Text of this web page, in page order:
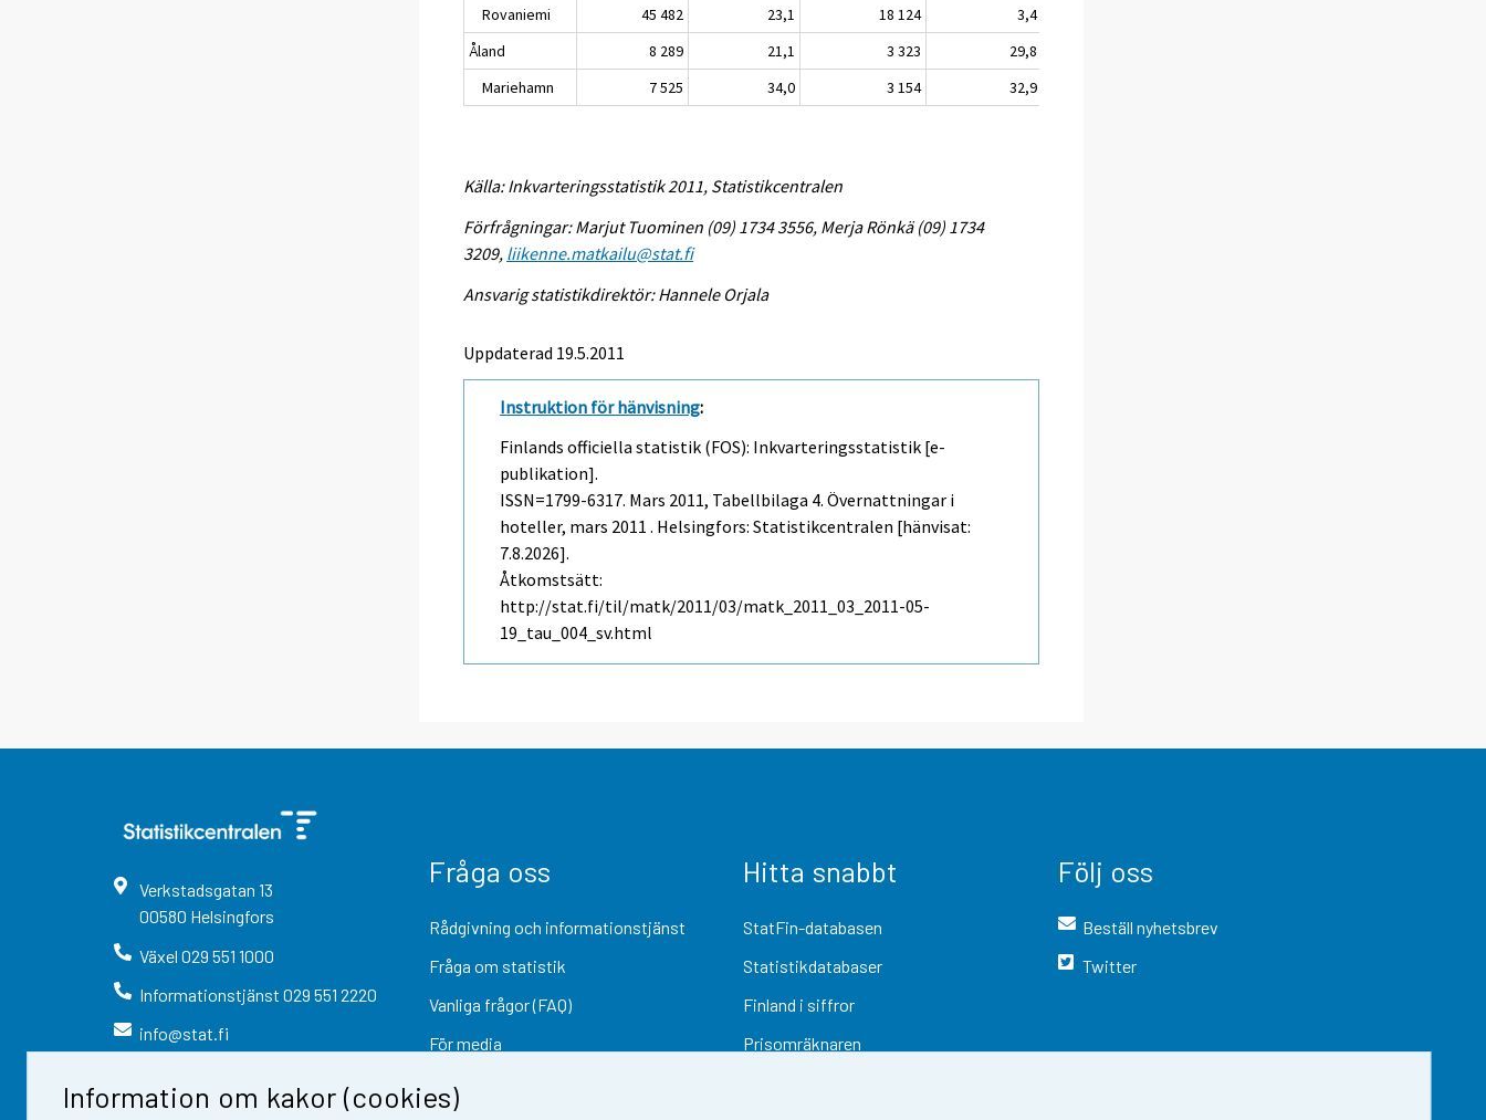
Information om kakor (cookies)
Rovaniemi
45 482 23,1 18 124 3,4
Åland
8 289 21,1 3 323 29,8
Mariehamn
7 525 34,0 3 154 32,9
Källa: Inkvarteringsstatistik 2011, Statistikcentralen
Förfrågningar: Marjut Tuominen (09) 1734 3556, Merja Rönkä (09) 1734
3209, liikenne.matkailu@stat.fi
Ansvarig statistikdirektör: Hannele Orjala
Uppdaterad 19.5.2011
Instruktion för hänvisning:
Finlands officiella statistik (FOS): Inkvarteringsstatistik [e-
publikation].
ISSN=1799-6317. Mars 2011, Tabellbilaga 4. Övernattningar i
hoteller, mars 2011 . Helsingfors: Statistikcentralen [hänvisat:
7.8.2026].
Åtkomstsätt:
http://stat.fi/til/matk/2011/03/matk_2011_03_2011-05-
19_tau_004_sv.html
Verkstadsgatan 13
00580 Helsingfors
Växel 029 551 1000
Informationstjänst 029 551 2220
info@stat.fi
Fråga oss
Rådgivning och informationstjänst
Fråga om statistik
Vanliga frågor (FAQ)
För media
Hitta snabbt
StatFin-databasen
Statistikdatabaser
Finland i siffror
Prisomräknaren
Följ oss
Beställ nyhetsbrev
Twitter